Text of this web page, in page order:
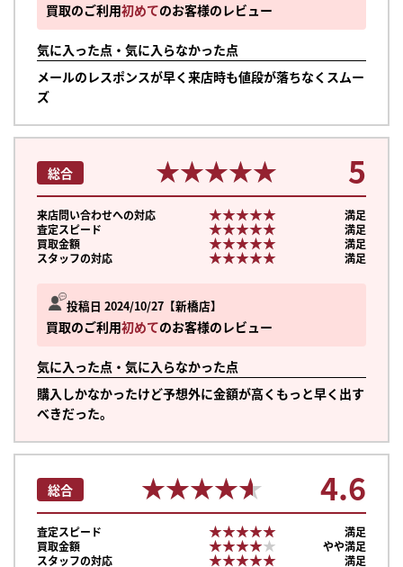
買取のご利用初めてのお客様のレビュー
気に入った点・気に入らなかった点
メールのレスポンスが早く来店時も値段が落ちなくスムー
ズ
投稿日 2024/10/27 新橋店
買取のご利用初めてのお客様のレビュー
気に入った点・気に入らなかった点
購入しかなかったけど予想外に金額が高くもっと早く出す
べきだった。
総合 ★★★★★
★★★★★ 5
来店問い合わせへの対応 ★★★★★
★★★★★
満足
査定スピード
★★★★★
★★★★★
満足
買取金額
★★★★★
★★★★★
満足
スタッフの対応
★★★★★
★★★★★ 満足
総合 ★★★★★
★★★★★ 4.6
査定スピード ★★★★★
★★★★★
満足
買取金額
★★★★★
★★★★★
やや満足
スタッフの対応
★★★★★
★★★★★ 満足
かんたん30秒でお試し査定